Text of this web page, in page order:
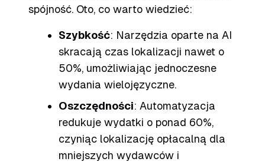
spójność. Oto, co warto wiedzieć:
Szybkość: Narzędzia oparte na AI
skracają czas lokalizacji nawet o
50%, umożliwiając jednoczesne
wydania wielojęzyczne.
Oszczędności: Automatyzacja
redukuje wydatki o ponad 60%,
czyniąc lokalizację opłacalną dla
mniejszych wydawców i